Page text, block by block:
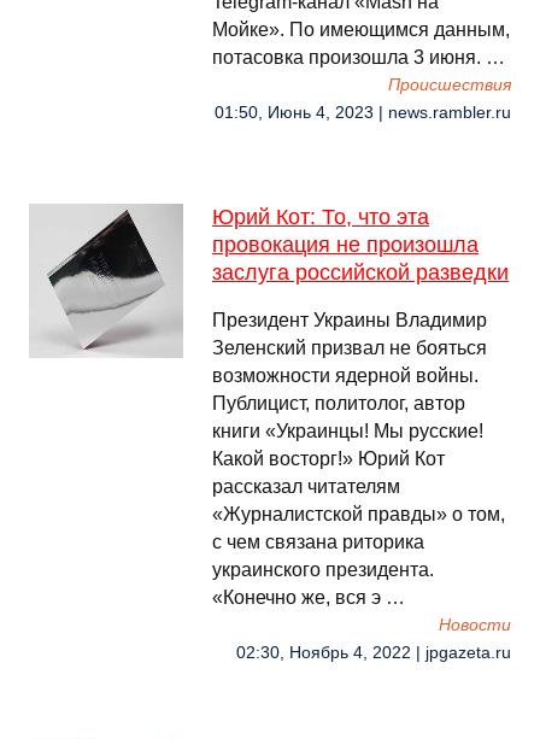
Мойке». По имеющимся данным,
потасовка произошла 3 июня. …
Происшествия
01:50, Июнь 4, 2023 | news.rambler.ru
Юрий Кот: То, что эта
провокация не произошла
заслуга российской разведки
Президент Украины Владимир
Зеленский призвал не бояться
возможности ядерной войны.
Публицист, политолог, автор
книги «Украинцы! Мы русские!
Какой восторг!» Юрий Кот
рассказал читателям
«Журналистской правды» о том,
с чем связана риторика
украинского президента.
«Конечно же, вся э …
Новости
02:30, Ноябрь 4, 2022 | jpgazeta.ru